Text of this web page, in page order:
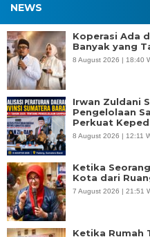
NEWS
Koperasi Ada
Banyak yang
8 August 2026 | 18:40
Irwan Zuldani
Pengelolaan
Perkuat
8 August 2026 | 12:11
Ketika
Kota dari
7 August 2026 | 21:51
Ketika Rumah